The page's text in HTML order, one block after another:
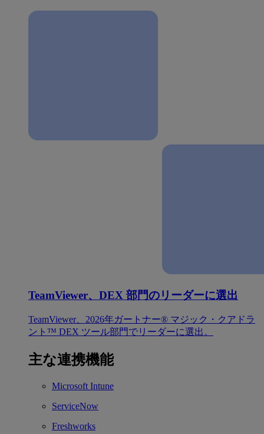
TeamViewer、DEX 部門のリーダーに選出
TeamViewer、2026年ガートナー® マジック・クアドラ
ント™ DEX ツール部門でリーダーに選出。
主な連携機能
Microsoft Intune
ServiceNow
Freshworks